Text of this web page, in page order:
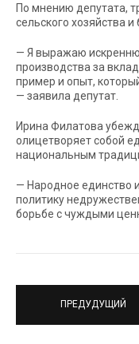
По мнению депутата,
сельского хозяйства и
— Я выражаю
производства за
пример и опыт,
— заявила депутат.
Ирина Филатова
олицетворяет собой
национальным
— Народное единство
политику
борьбе с чуждыми
ПРЕДУДУЩИЙ